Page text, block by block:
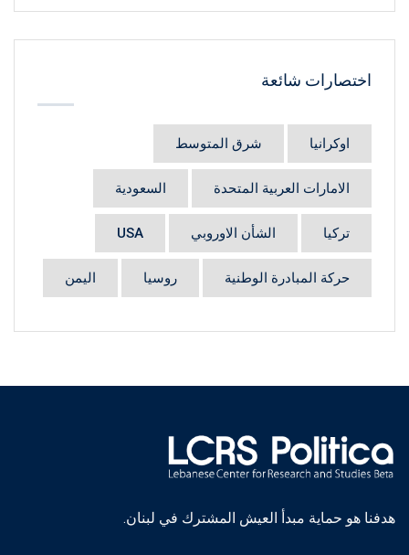
اختصارات شائعة
اوكرانيا شرق المتوسط
الامارات العربية المتحدة السعودية
تركيا الشأن الاوروبي USA
حركة المبادرة الوطنية روسيا اليمن
هدفنا هو حماية مبدأ العيش المشترك في لبنان.